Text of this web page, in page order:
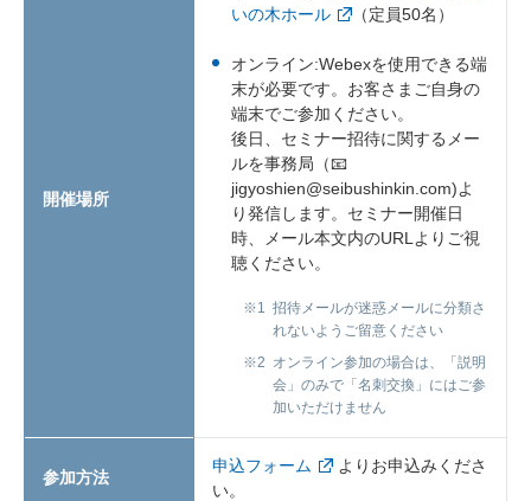
開催場所
いの木ホール
（定員50名）
オンライン:Webexを使用できる端
末が必要です。お客さまご自身の
端末でご参加ください。
後日、セミナー招待に関するメー
ルを事務局（📧
jigyoshien@seibushinkin.com)よ
り発信します。セミナー開催日
時、メール本文内のURLよりご視
聴ください。
※1
招待メールが迷惑メールに分類さ
れないようご留意ください
※2 オンライン参加の場合は、「説明
会」のみで「名刺交換」にはご参
加いただけません
参加方法
申込フォーム
よりお申込みくださ
い。